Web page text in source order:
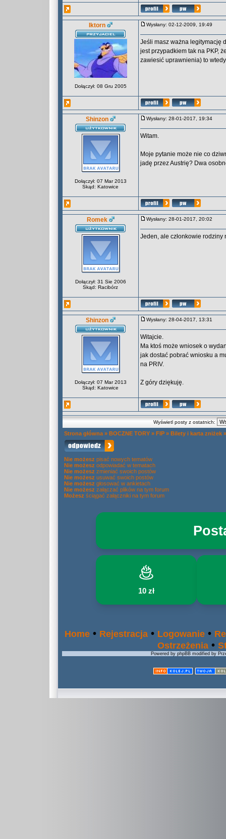
Iktorn
Dołączył: 08 Gru 2005
Wysłany: 02-12-2009, 19:49
Jeśli masz ważna legitymację
jest przypadkiem tak na PKP,
zawiesić uprawnienia) to
Shinzon
Dołączył: 07 Mar 2013
Skąd: Katowice
Wysłany: 28-01-2017, 19:34
Witam.
Moje pytanie może nie co
jadę przez Austrię? Dwa
Romek
Dołączył: 31 Sie 2006
Skąd: Racibórz
Wysłany: 28-01-2017, 20:02
Jeden, ale członkowie
Shinzon
Dołączył: 07 Mar 2013
Skąd: Katowice
Wysłany: 28-04-2017, 13:31
Witajcie.
Ma ktoś może wniosek o
jak dostać pobrać wniosku a
na PRIV.
Z góry dziękuję.
Wyświetl posty z ostatnich:
Strona główna » BOCZNE TORY » FIP » Bilety i karta zniżek
Nie możesz pisać nowych tematów
Nie możesz odpowiadać w tematach
Nie możesz zmieniać swoich postów
Nie możesz usuwać swoich postów
Nie możesz głosować w ankietach
Nie możesz załączać plików na tym forum
Możesz ściągać załączniki na tym forum
10 zł
Home • Rejestracja • Logowanie •
Ostrzeżenia •
Powered by phpBB modified by